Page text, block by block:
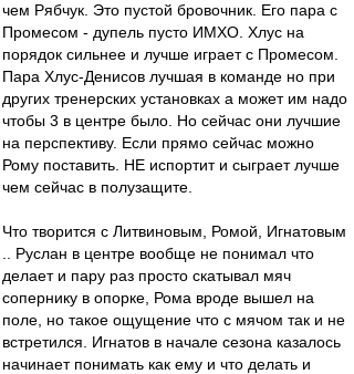
чем Рябчук. Это пустой бровочник. Его пара с
Промесом - дупель пусто ИМХО. Хлус на
порядок сильнее и лучше играет с Промесом.
Пара Хлус-Денисов лучшая в команде но при
других тренерских установках а может им надо
чтобы 3 в центре было. Но сейчас они лучшие
на перспективу. Если прямо сейчас можно
Рому поставить. НЕ испортит и сыграет лучше
чем сейчас в полузащите.
Что творится с Литвиновым, Ромой, Игнатовым
.. Руслан в центре вообще не понимал что
делает и пару раз просто скатывал мяч
сопернику в опорке, Рома вроде вышел на
поле, но такое ощущение что с мячом так и не
встретился. Игнатов в начале сезона казалось
начинает понимать как ему и что делать и